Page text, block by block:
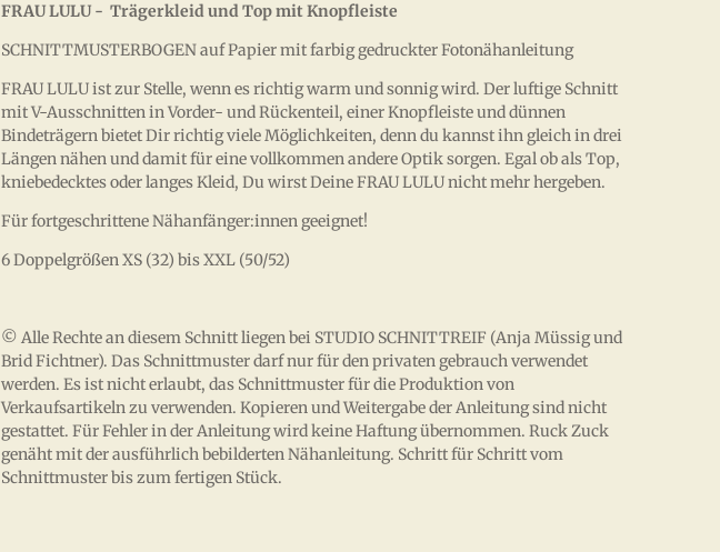
FRAU LULU - Trägerkleid und Top mit Knopfleiste
SCHNITTMUSTERBOGEN auf Papier mit farbig gedruckter Fotonähanleitung
FRAU LULU ist zur Stelle, wenn es richtig warm und sonnig wird. Der luftige Schnitt
mit V-Ausschnitten in Vorder- und Rückenteil, einer Knopfleiste und dünnen
Bindeträgern bietet Dir richtig viele Möglichkeiten, denn du kannst ihn gleich in drei
Längen nähen und damit für eine vollkommen andere Optik sorgen. Egal ob als Top,
kniebedecktes oder langes Kleid, Du wirst Deine FRAU LULU nicht mehr hergeben.
Für fortgeschrittene Nähanfänger:innen geeignet!
6 Doppelgrößen XS (32) bis XXL (50/52)
© Alle Rechte an diesem Schnitt liegen bei STUDIO SCHNITTREIF (Anja Müssig und
Brid Fichtner). Das Schnittmuster darf nur für den privaten gebrauch verwendet
werden. Es ist nicht erlaubt, das Schnittmuster für die Produktion von
Verkaufsartikeln zu verwenden. Kopieren und Weitergabe der Anleitung sind nicht
gestattet. Für Fehler in der Anleitung wird keine Haftung übernommen. Ruck Zuck
genäht mit der ausführlich bebilderten Nähanleitung. Schritt für Schritt vom
Schnittmuster bis zum fertigen Stück.